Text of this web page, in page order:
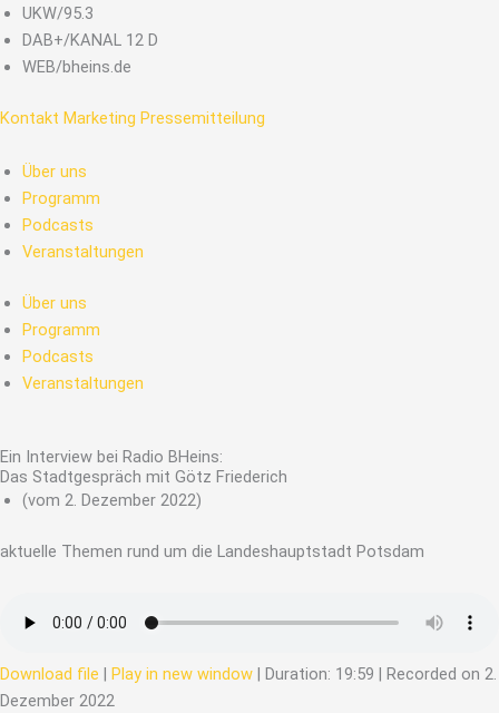
Zum
Inhalt
springen
UKW/95.3
DAB+/KANAL 12 D
WEB/bheins.de
Kontakt Marketing Pressemitteilung
Über uns
Programm
Podcasts
Veranstaltungen
Über uns
Programm
Podcasts
Veranstaltungen
Ein Interview bei Radio BHeins:
Das Stadtgespräch mit Götz Friederich
(vom 2. Dezember 2022)
aktuelle Themen rund um die Landeshauptstadt Potsdam
Download file | Play in new window | Duration: 19:59 | Recorded on 2.
Dezember 2022